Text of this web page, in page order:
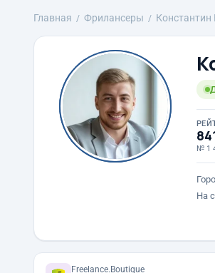
Главная Фрилансеры Константин
№ 1
На
Freelance.Boutique